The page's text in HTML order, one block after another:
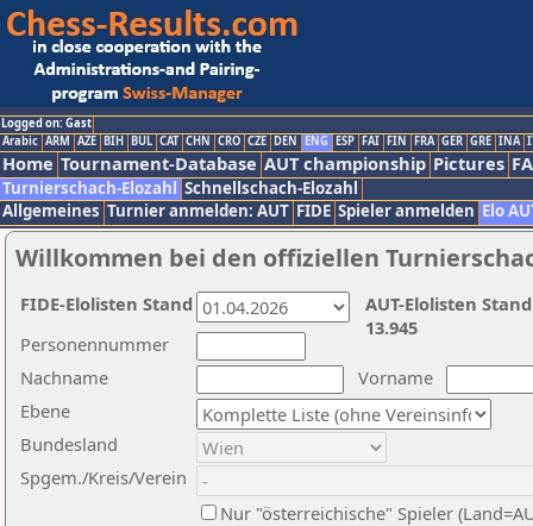
Logged on: Gast
Arabic ARM AZE BIH BUL CAT CHN CRO CZE DEN ENG ESP FAI FIN FRA GER GRE INA
Home Tournament-Database AUT championship Pictures
Turnierschach-Elozahl Schnellschach-Elozahl
Allgemeines Turnier anmelden: AUT FIDE Spieler anmelden Elo
Willkommen bei den offiziellen
Nachname
Vorname
Ebene
Personennummer
Bundesland
Spgem./Kreis/Verein
Nur "österreichische" Spieler
AUT-Elolisten
13.945
FIDE-Elolisten Stand